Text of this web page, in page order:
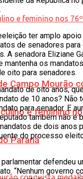
Campo Mourão
e feminino
Paraná
ter amplo apoio
de senadores
A senadora Eliziane
mantenha os
oito para senadores.
de oito anos,
de 10 anos? Não
para senador. E
também não é
de dois anos
do processo
defendeu
“Nenhum governo